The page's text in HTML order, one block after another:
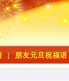
| 朋友元旦祝福语